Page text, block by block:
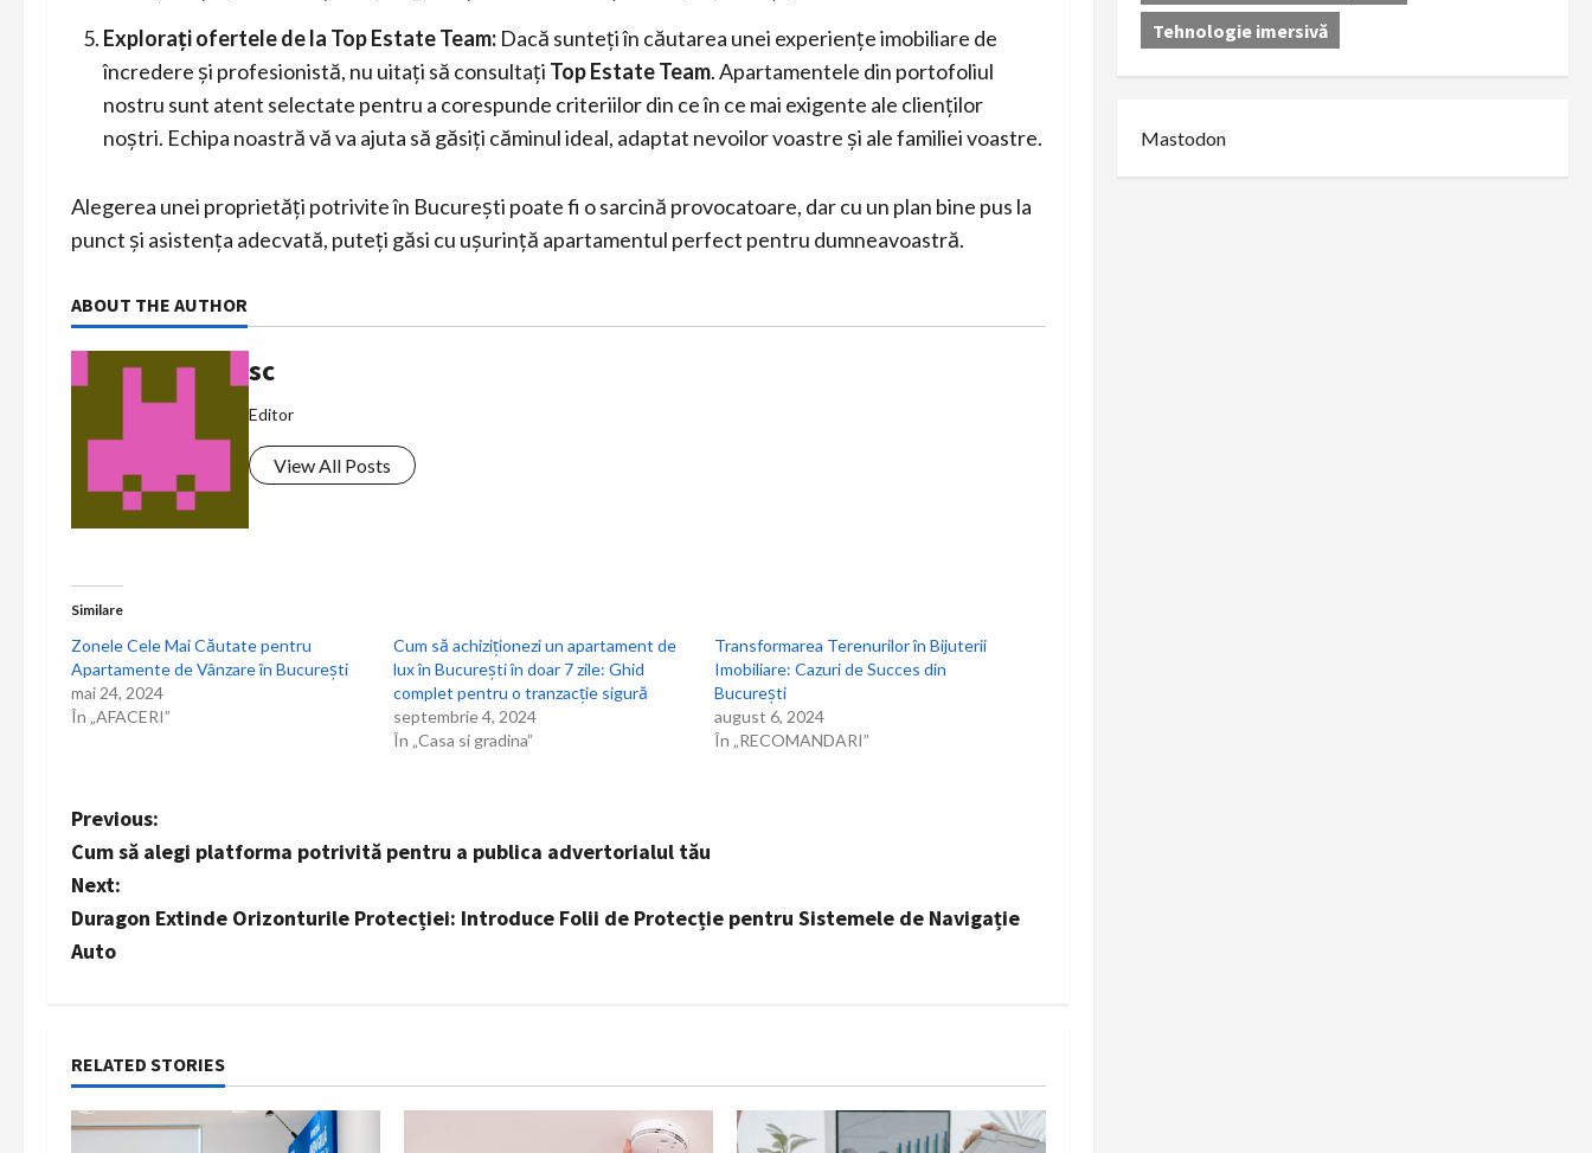
Explorați ofertele de la Top Estate Team: Dacă sunteți în căutarea unei experiențe imobiliare de
încredere și profesionistă, nu uitați să consultați Top Estate Team. Apartamentele din portofoliul
nostru sunt atent selectate pentru a corespunde criteriilor din ce în ce mai exigente ale clienților
noștri. Echipa noastră vă va ajuta să găsiți căminul ideal, adaptat nevoilor voastre și ale familiei voastre.
Alegerea unei proprietăți potrivite în București poate fi o sarcină provocatoare, dar cu un plan bine pus la
punct și asistența adecvată, puteți găsi cu ușurință apartamentul perfect pentru dumneavoastră.
ABOUT THE AUTHOR
sc
Editor
View All Posts
Similare
Zonele Cele Mai Căutate pentru
Apartamente de Vânzare în București
mai 24, 2024
În „AFACERI”
Cum să achiziționezi un apartament de
lux în București în doar 7 zile: Ghid
complet pentru o tranzacție sigură
septembrie 4, 2024
În „Casa si gradina”
Transformarea Terenurilor în Bijuterii
Imobiliare: Cazuri de Succes din
București
august 6, 2024
În „RECOMANDARI”
P
o
s
a
v
Previous:
Cum să alegi platforma potrivită pentru a publica advertorialul tău
Next:
Duragon Extinde Orizonturile Protecției: Introduce Folii de Protecție pentru Sistemele de Navigație
Auto
RELATED STORIES
Tehnologie imersivă
Mastodon